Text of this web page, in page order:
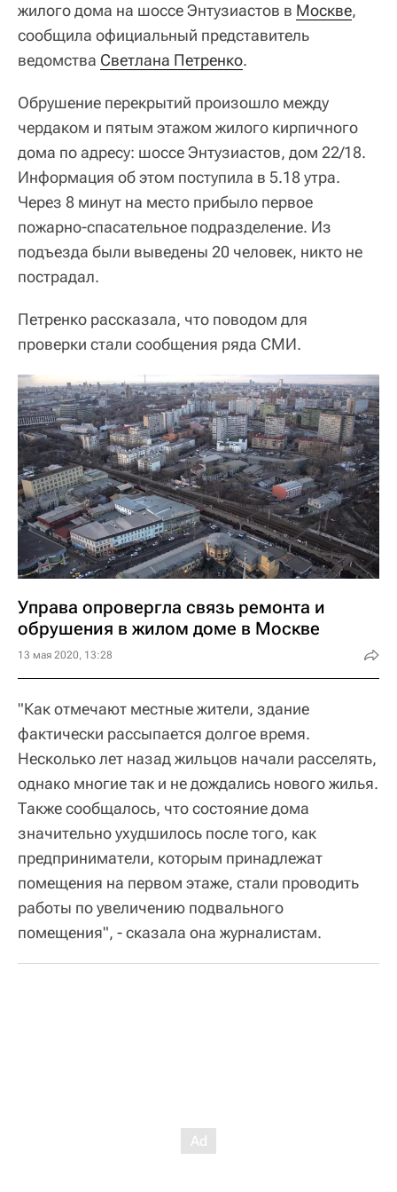
жилого дома на шоссе Энтузиастов в Москве,
сообщила официальный представитель
ведомства Светлана Петренко.
Обрушение перекрытий произошло между
чердаком и пятым этажом жилого кирпичного
дома по адресу: шоссе Энтузиастов, дом 22/18.
Информация об этом поступила в 5.18 утра.
Через 8 минут на место прибыло первое
пожарно-спасательное подразделение. Из
подъезда были выведены 20 человек, никто не
пострадал.
Петренко рассказала, что поводом для
проверки стали сообщения ряда СМИ.
Управа опровергла связь ремонта и
обрушения в жилом доме в Москве
13 мая 2020, 13:28
"Как отмечают местные жители, здание
фактически рассыпается долгое время.
Несколько лет назад жильцов начали расселять,
однако многие так и не дождались нового жилья.
Также сообщалось, что состояние дома
значительно ухудшилось после того, как
предприниматели, которым принадлежат
помещения на первом этаже, стали проводить
работы по увеличению подвального
помещения", - сказала она журналистам.